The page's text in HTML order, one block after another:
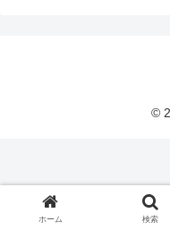
©
ホーム 検索